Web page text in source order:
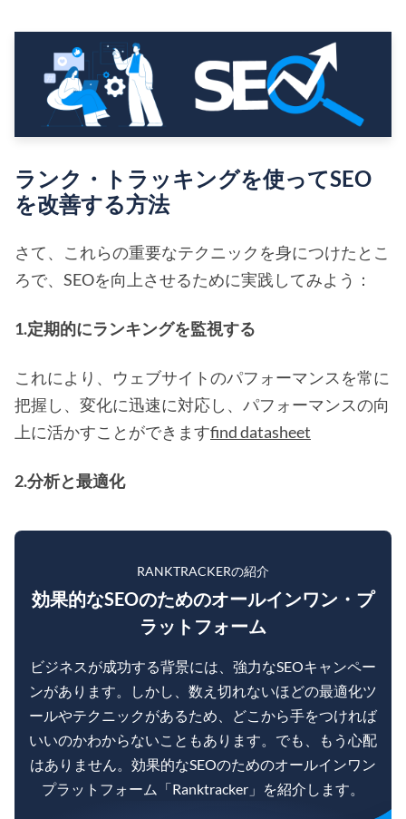
ランク・トラッキングを使ってSEO
を改善する方法
さて、これらの重要なテクニックを身につけたとこ
ろで、SEOを向上させるために実践してみよう：
1.定期的にランキングを監視する
これにより、ウェブサイトのパフォーマンスを常に
把握し、変化に迅速に対応し、パフォーマンスの向
上に活かすことができますfind datasheet
2.分析と最適化
RANKTRACKERの紹介
効果的なSEOのためのオールインワン・プ
ラットフォーム
ビジネスが成功する背景には、強力なSEOキャンペー
ンがあります。しかし、数え切れないほどの最適化ツ
ールやテクニックがあるため、どこから手をつければ
いいのかわからないこともあります。でも、もう心配
はありません。効果的なSEOのためのオールインワン
プラットフォーム「Ranktracker」を紹介します。